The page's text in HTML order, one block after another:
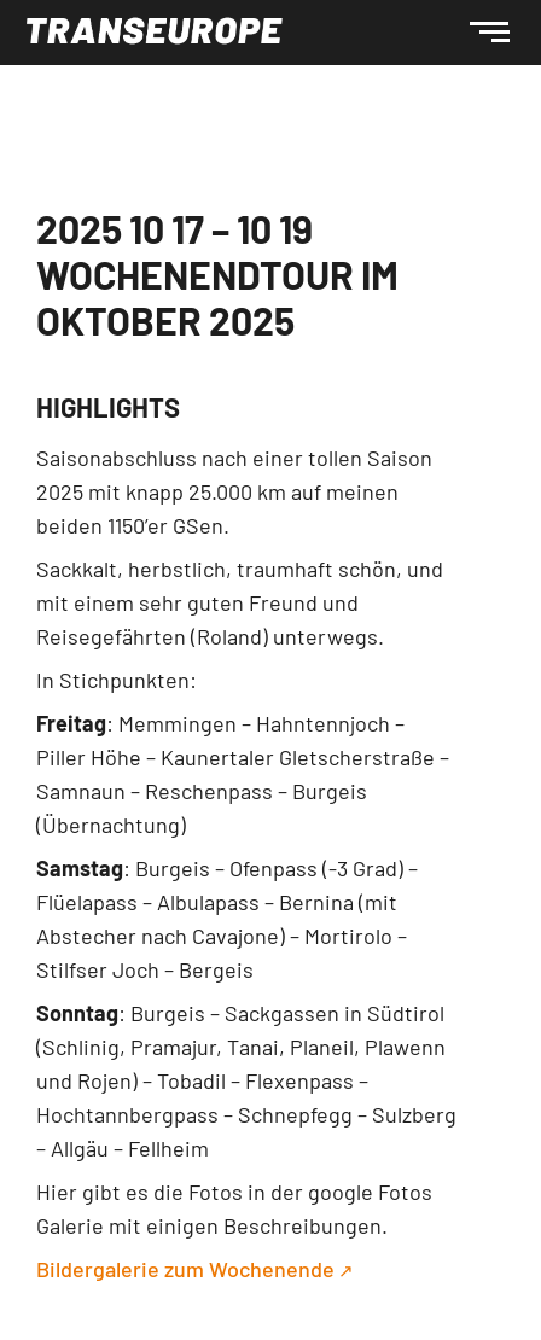
2025 10 17 – 10 19
WOCHENENDTOUR IM
OKTOBER 2025
HIGHLIGHTS
Saisonabschluss nach einer tollen Saison
2025 mit knapp 25.000 km auf meinen
beiden 1150’er GSen.
Sackkalt, herbstlich, traumhaft schön, und
mit einem sehr guten Freund und
Reisegefährten (Roland) unterwegs.
In Stichpunkten:
Freitag: Memmingen – Hahntennjoch –
Piller Höhe – Kaunertaler Gletscherstraße –
Samnaun – Reschenpass – Burgeis
(Übernachtung)
Samstag: Burgeis – Ofenpass (-3 Grad) –
Flüelapass – Albulapass – Bernina (mit
Abstecher nach Cavajone) – Mortirolo –
Stilfser Joch – Bergeis
Sonntag: Burgeis – Sackgassen in Südtirol
(Schlinig, Pramajur, Tanai, Planeil, Plawenn
und Rojen) – Tobadil – Flexenpass –
Hochtannbergpass – Schnepfegg – Sulzberg
– Allgäu – Fellheim
Hier gibt es die Fotos in der google Fotos
Galerie mit einigen Beschreibungen.
Bildergalerie zum Wochenende